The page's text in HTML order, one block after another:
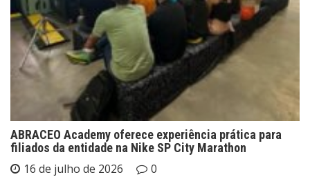
ABRACEO Academy oferece experiência prática para
filiados da entidade na Nike SP City Marathon
16 de julho de 2026 0